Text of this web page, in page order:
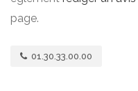
page.
01.30.33.00.00